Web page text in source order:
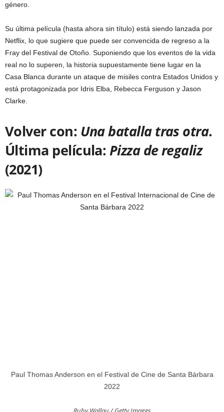
género.
Su última película (hasta ahora sin título) está siendo lanzada por
Netflix, lo que sugiere que puede ser convencida de regreso a la
Fray del Festival de Otoño. Suponiendo que los eventos de la vida
real no lo superen, la historia supuestamente tiene lugar en la
Casa Blanca durante un ataque de misiles contra Estados Unidos y
está protagonizada por Idris Elba, Rebecca Ferguson y Jason
Clarke.
Volver con: Una batalla tras otra.
Última película:Pizza de regaliz
(2021)
Paul Thomas Anderson en el Festival de Cine de Santa Bárbara
2022